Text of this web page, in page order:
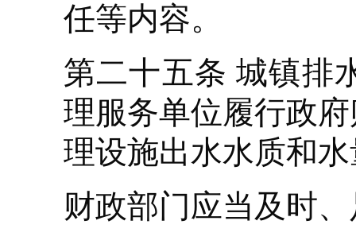
任等内容。
第二十五条 城镇排
理服务单位履行政
理设施出水水质和
财政部门应当及时